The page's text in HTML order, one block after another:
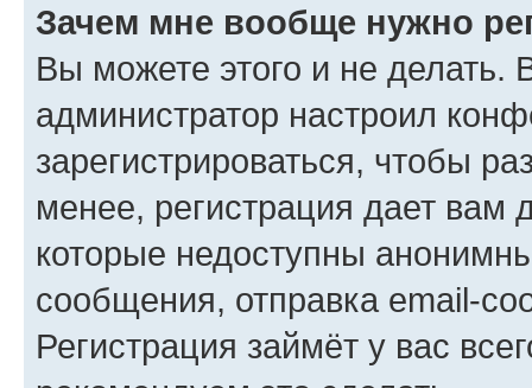
Зачем мне вообще нужно
Вы можете этого и не делать.
администратор настроил
зарегистрироваться, чтобы
менее, регистрация дает вам
которые недоступны
сообщения, отправка email-
Регистрация займёт у вас